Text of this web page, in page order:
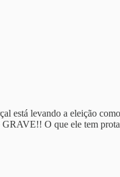
está levando a eleição
O que ele tem